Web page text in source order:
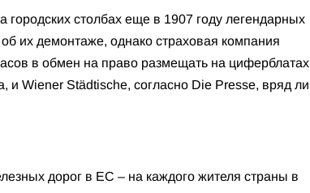
столбах еще в 1907 году легендарных
их демонтаже, однако страховая компания
в обмен на право размещать на циферблатах
и Wiener Städtische, согласно Die Presse, вряд ли
дорог в ЕС – на каждого жителя страны в